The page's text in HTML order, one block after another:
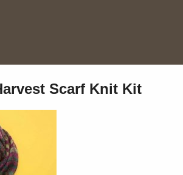
Scarf Knit Kit